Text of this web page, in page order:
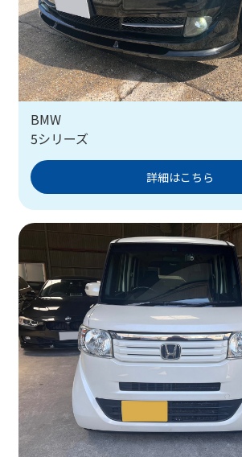
BMW
5シリーズ
詳細はこちら